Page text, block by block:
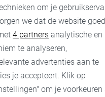
broeken Garcia tops
Marketing cookies
om je
we dat de website goed
4 partners analytische en
te analyseren,
advertenties aan te
je accepteert. Klik op
om je voorkeuren